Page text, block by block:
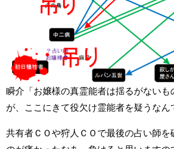
瞬介「お嬢様の真霊能者は揺るがないも
が、ここにきて役欠け霊能者を疑うなん
共有者ＣＯや狩人ＣＯで最後の占い師を